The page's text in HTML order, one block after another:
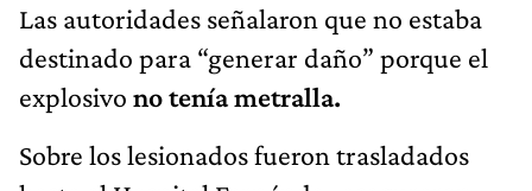
Las autoridades señalaron que no estaba
destinado para “generar daño” porque el
explosivo no tenía metralla.
Sobre los lesionados fueron trasladados